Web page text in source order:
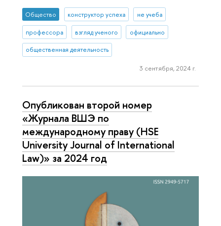
Общество конструктор успеха не учеба
профессора взгляд ученого официально
общественная деятельность
3 сентября, 2024 г.
Опубликован второй номер
«Журнала ВШЭ по
международному праву (HSE
University Journal of International
Law)» за 2024 год